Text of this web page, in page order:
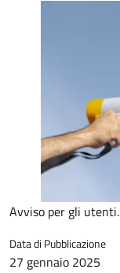
Avviso per gli utenti.
Data di Pubblicazione
27 gennaio 2025